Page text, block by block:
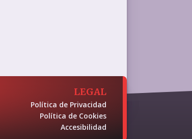
LEGAL
Política de Privacidad
Política de Cookies
Accesibilidad